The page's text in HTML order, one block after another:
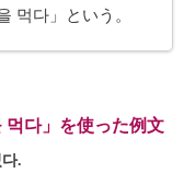
먹다」という。
먹다」を使った例文
.